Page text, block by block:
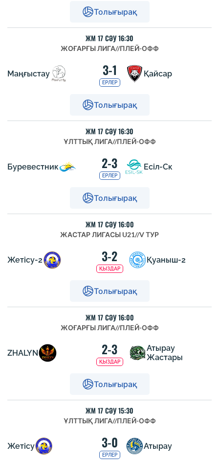
Толығырақ
ЖМ 17 СӘУ 16:30
ЖОҒАРҒЫ ЛИГА//ПЛЕЙ-ОФФ
Маңғыстау 3-1
ЕРЛЕР
Қайсар
Толығырақ
ЖМ 17 СӘУ 16:30
ҰЛТТЫҚ ЛИГА//ПЛЕЙ-ОФФ
Буревестник 2-3
ЕРЛЕР
Есіл-Ск
Толығырақ
ЖМ 17 СӘУ 16:00
ЖАСТАР ЛИГАСЫ U21//V ТУР
Жетісу-2 3-2
ҚЫЗДАР
Қуаныш-2
Толығырақ
ЖМ 17 СӘУ 16:00
ЖОҒАРҒЫ ЛИГА//ПЛЕЙ-ОФФ
ZHALYN 2-3
ҚЫЗДАР
Атырау
Жастары
Толығырақ
ЖМ 17 СӘУ 15:30
ҰЛТТЫҚ ЛИГА//ПЛЕЙ-ОФФ
Жетісу 3-0
ЕРЛЕР
Атырау